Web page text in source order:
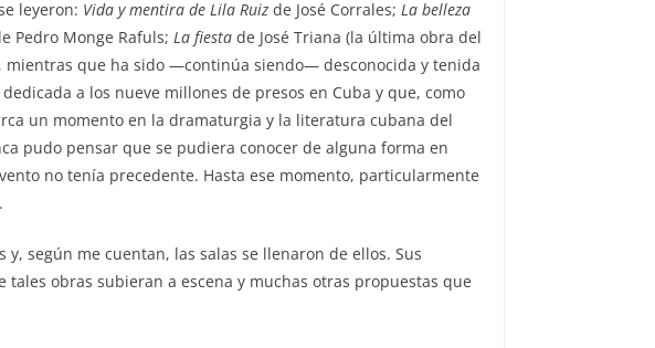
leyeron: Vida y mentira de Lila Ruiz de José Corrales; La belleza
Pedro Monge Rafuls; La fiesta de José Triana (la última obra del
mientras que ha sido —continúa siendo— desconocida y tenida
a los nueve millones de presos en Cuba y que, como
un momento en la dramaturgia y la literatura cubana del
pudo pensar que se pudiera conocer de alguna forma en
no tenía precedente. Hasta ese momento, particularmente
según me cuentan, las salas se llenaron de ellos. Sus
obras subieran a escena y muchas otras propuestas que